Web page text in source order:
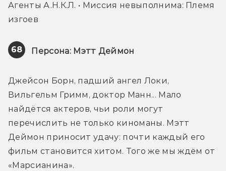
Агенты А.Н.К.Л. • Миссия невыполнима: Племя
изгоев
68 Персона: Мэтт Деймон
Джейсон Борн, падший ангел Локи,
Вильгельм Гримм, доктор Манн... Мало
найдётся актеров, чьи роли могут
перечислить не только киноманы. Мэтт
Деймон приносит удачу: почти каждый его
фильм становится хитом. Того же мы ждём от
«Марсианина».